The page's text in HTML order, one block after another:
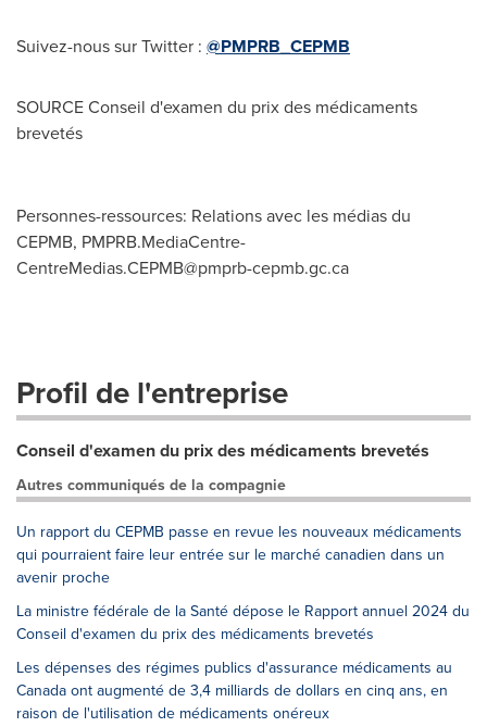
Suivez-nous sur Twitter : @PMPRB_CEPMB
SOURCE Conseil d'examen du prix des médicaments
brevetés
Personnes-ressources: Relations avec les médias du
CEPMB, PMPRB.MediaCentre-
CentreMedias.CEPMB@pmprb-cepmb.gc.ca
Profil de l'entreprise
Conseil d'examen du prix des médicaments brevetés
Autres communiqués de la compagnie
Un rapport du CEPMB passe en revue les nouveaux médicaments
qui pourraient faire leur entrée sur le marché canadien dans un
avenir proche
La ministre fédérale de la Santé dépose le Rapport annuel 2024 du
Conseil d'examen du prix des médicaments brevetés
Les dépenses des régimes publics d'assurance médicaments au
Canada ont augmenté de 3,4 milliards de dollars en cinq ans, en
raison de l'utilisation de médicaments onéreux